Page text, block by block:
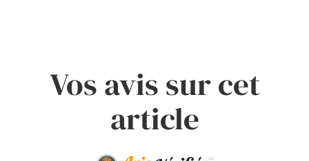
Vos avis sur cet
article